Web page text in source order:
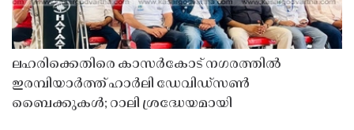
ലഹരിക്കെതിരെ കാസർകോട് നഗരത്തിൽ
ഇരമ്പിയാർത്ത് ഹാർലി ഡേവിഡ്‌സൺ
ബൈക്കുകൾ; റാലി ശ്രദ്ധേയമായി